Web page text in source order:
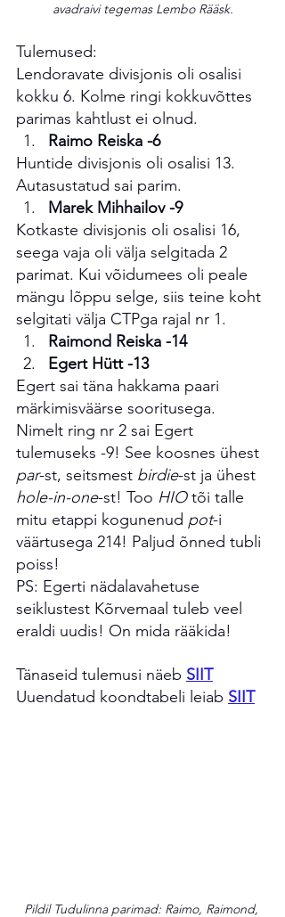
avadraivi tegemas Lembo Rääsk.
Tulemused:
Lendoravate divisjonis oli osalisi
kokku 6. Kolme ringi kokkuvõttes
parimas kahtlust ei olnud.
Raimo Reiska -6
Huntide divisjonis oli osalisi 13.
Autasustatud sai parim.
Marek Mihhailov -9
Kotkaste divisjonis oli osalisi 16,
seega vaja oli välja selgitada 2
parimat. Kui võidumees oli peale
mängu lõppu selge, siis teine koht
selgitati välja CTPga rajal nr 1.
Raimond Reiska -14
Egert Hütt -13
Egert sai täna hakkama paari
märkimisväärse sooritusega.
Nimelt ring nr 2 sai Egert
tulemuseks -9! See koosnes ühest
par-st, seitsmest birdie-st ja ühest
hole-in-one-st! Too HIO tõi talle
mitu etappi kogunenud pot-i
väärtusega 214! Paljud õnned tubli
poiss!
PS: Egerti nädalavahetuse
seiklustest Kõrvemaal tuleb veel
eraldi uudis! On mida rääkida!
Tänaseid tulemusi näeb SIIT
Uuendatud koondtabeli leiab SIIT
Pildil Tudulinna parimad: Raimo, Raimond,